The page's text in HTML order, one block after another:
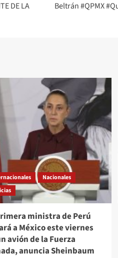
DE LA
Beltrán #QPMX
Nacionales
ministra de Perú
a México este viernes
avión de la Fuerza
anuncia Sheinbaum